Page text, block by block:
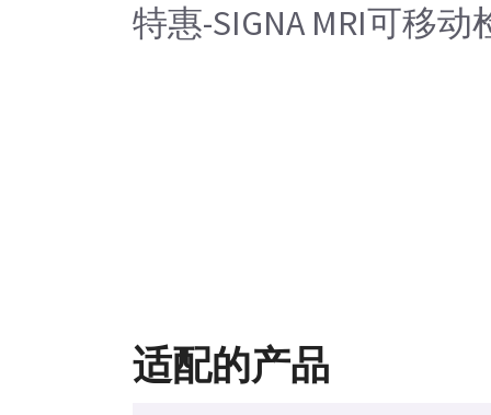
特惠-SIGNA MRI可移
适配的产品